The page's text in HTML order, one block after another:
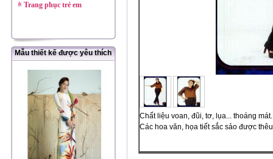
Trang phục trẻ em
Mẫu thiết kế được yêu thích
Chất liệu voan, đũi, tơ, lụa... thoáng mát.
Các hoa văn, họa tiết sắc sảo được